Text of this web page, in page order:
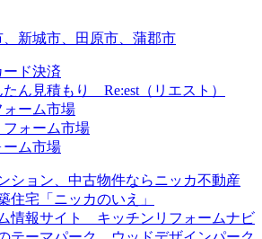
新城市、田原市、蒲郡市